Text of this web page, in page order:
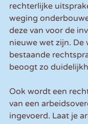
rechterlijke
weging
deze van voor de
nieuwe wet zijn. De
bestaande
beoogt zo
Ook wordt een
van een
ingevoerd. Laat je